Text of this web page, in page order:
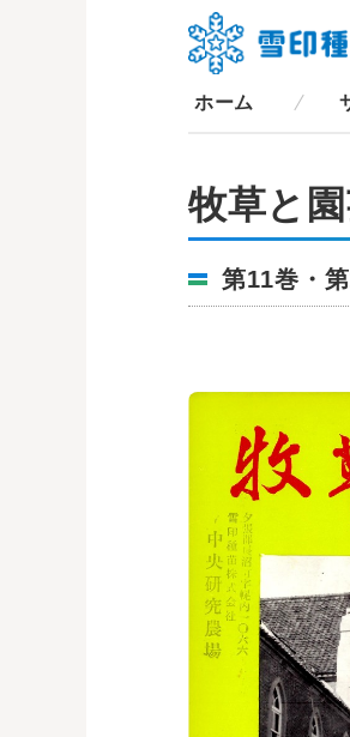
ホーム
牧草と
第11巻・